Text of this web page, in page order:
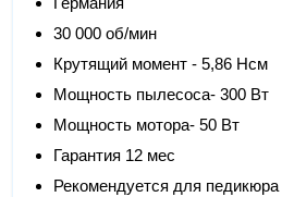
30 000 об/мин
Крутящий момент - 5,86 Нсм
Мощность пылесоса- 300 Вт
Мощность мотора- 50 Вт
Гарантия 12 мес
Рекомендуется для педикюра